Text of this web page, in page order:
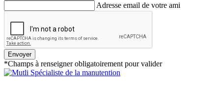
Adresse email de votre ami
Envoyer
*Champs à renseigner obligatoirement pour valider